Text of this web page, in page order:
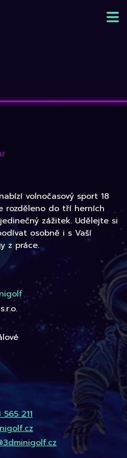
volnočasový sport 18
rozděleno do tří herních
zážitek. Udělejte si
osobně i s Vaší
z práce.
211